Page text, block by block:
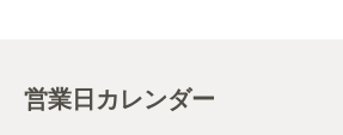
営業日カレンダー